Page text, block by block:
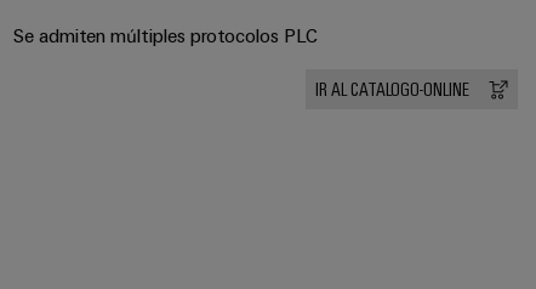
Se admiten múltiples protocolos PLC
IR AL CATALOGO-ONLINE